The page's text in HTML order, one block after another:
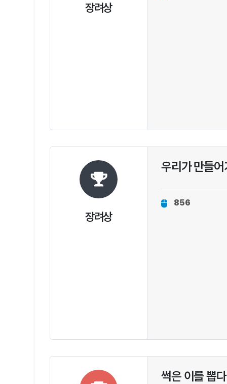
장려상
장려상
우리가 만들
856
썩은 이를 뽑다